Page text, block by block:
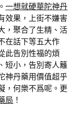
一想就硬華陀神丹
效果，上街不嫌害
，聚合了生精、活
在話下等五大作
此告別性福的煩
短小，告別寄人籬
神丹藥用價值超乎
，何樂不爲呢。更
局 ！